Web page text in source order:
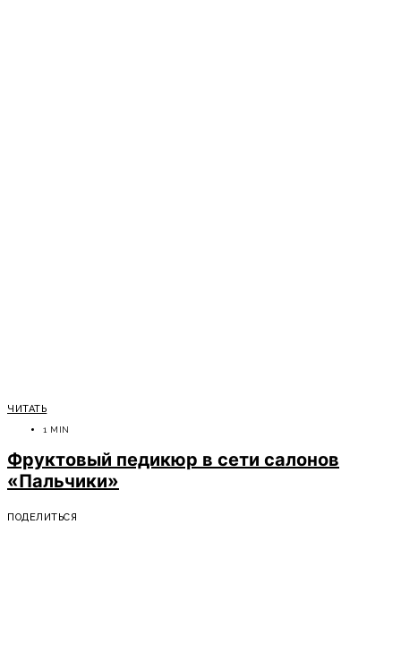
ЧИТАТЬ
1 MIN
Фруктовый педикюр в сети салонов
«Пальчики»
ПОДЕЛИТЬСЯ